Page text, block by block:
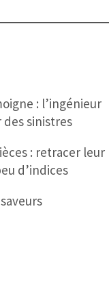
: l’ingénieur
sinistres
: retracer leur
d’indices